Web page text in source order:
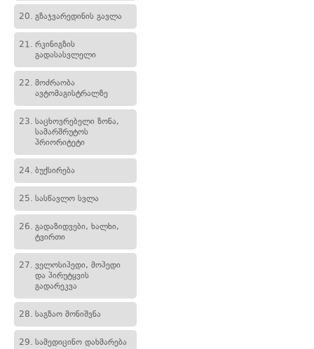
20. გზაჯვარედინის გავლა
21. რკინიგზის
გადასასვლელი
22. მოძრაობა
ავტომაგისტრალზე
23. საცხოვრებელი ზონა,
სამარშრუტოს
პრიორიტეტი
24. ბუქსირება
25. სასწავლო სვლა
26. გადაზიდვები, ხალხი,
ტვირთი
27. ველოსიპედი, მოპედი
და პირუტყვის
გადარეკვა
28. საგზაო მონიშვნა
29. სამედიცინო დახმარება